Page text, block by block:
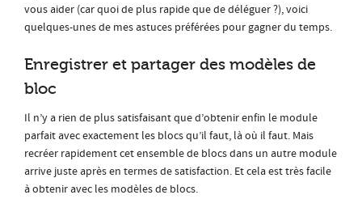
vous aider (car quoi de plus rapide que de déléguer ?), voici
quelques-unes de mes astuces préférées pour gagner du temps.
Enregistrer et partager des modèles de
bloc
Il n’y a rien de plus satisfaisant que d’obtenir enfin le module
parfait avec exactement les blocs qu’il faut, là où il faut. Mais
recréer rapidement cet ensemble de blocs dans un autre module
arrive juste après en termes de satisfaction. Et cela est très facile
à obtenir avec les modèles de blocs.